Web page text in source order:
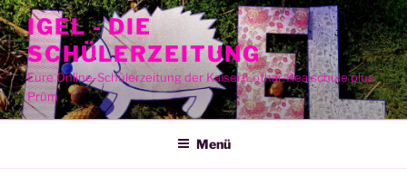
Zum
Inhalt
springen
IGEL - DIE
SCHÜLERZEITUNG
Eure Online-Schülerzeitung der Kaiser-Lothar-Realschule plus
Prüm
Menü